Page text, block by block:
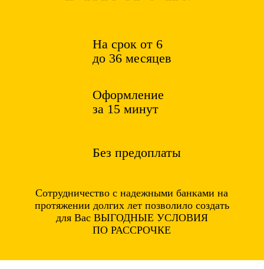
На срок от 6
до 36 месяцев
Оформление
за 15 минут
Без предоплаты
Сотрудничество с надежными банками на
протяжении долгих лет позволило создать
для Вас ВЫГОДНЫЕ УСЛОВИЯ
ПО РАССРОЧКЕ